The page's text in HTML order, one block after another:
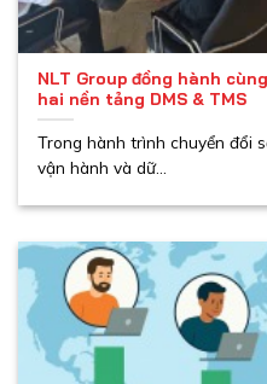
NLT Group đồng hành
hai nền tảng DMS & TMS
Trong hành trình chuyển đổi
vận hành và dữ...